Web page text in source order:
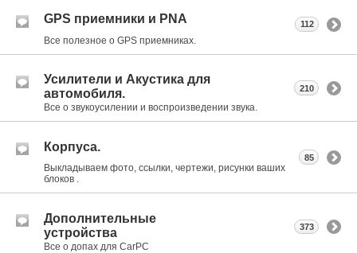
GPS приемники и PNA
Все полезное о GPS приемниках.
112
Усилители и Акустика для
автомобиля.
Все о звукоусилении и воспроизведении звука.
210
Корпуса.
Выкладываем фото, ссылки, чертежи, рисунки ваших
блоков .
85
Дополнительные
устройства
Все о допах для CarPC
373